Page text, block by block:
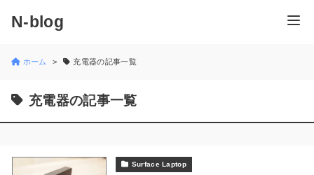
N-blog
ホーム 充電器の記事一覧
充電器の記事一覧
Surface Laptop